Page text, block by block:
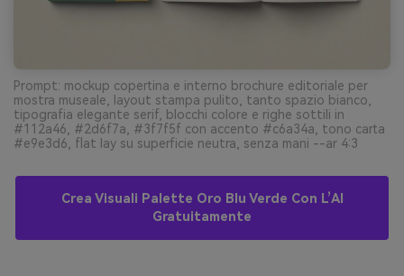
Prompt: mockup copertina e interno brochure editoriale per
mostra museale, layout stampa pulito, tanto spazio bianco,
tipografia elegante serif, blocchi colore e righe sottili in
#112a46, #2d6f7a, #3f7f5f con accento #c6a34a, tono carta
#e9e3d6, flat lay su superficie neutra, senza mani --ar 4:3
Crea Visuali Palette Oro Blu Verde Con L’AI
Gratuitamente